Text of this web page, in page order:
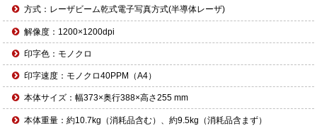
方式：レーザビーム乾式電子写真方式(半導体レーザ)
解像度：1200×1200dpi
印字色：モノクロ
印字速度：モノクロ40PPM（A4）
本体サイズ：幅373×奥行388×高さ255 mm
本体重量：約10.7kg（消耗品含む）、約9.5kg（消耗品含まず）